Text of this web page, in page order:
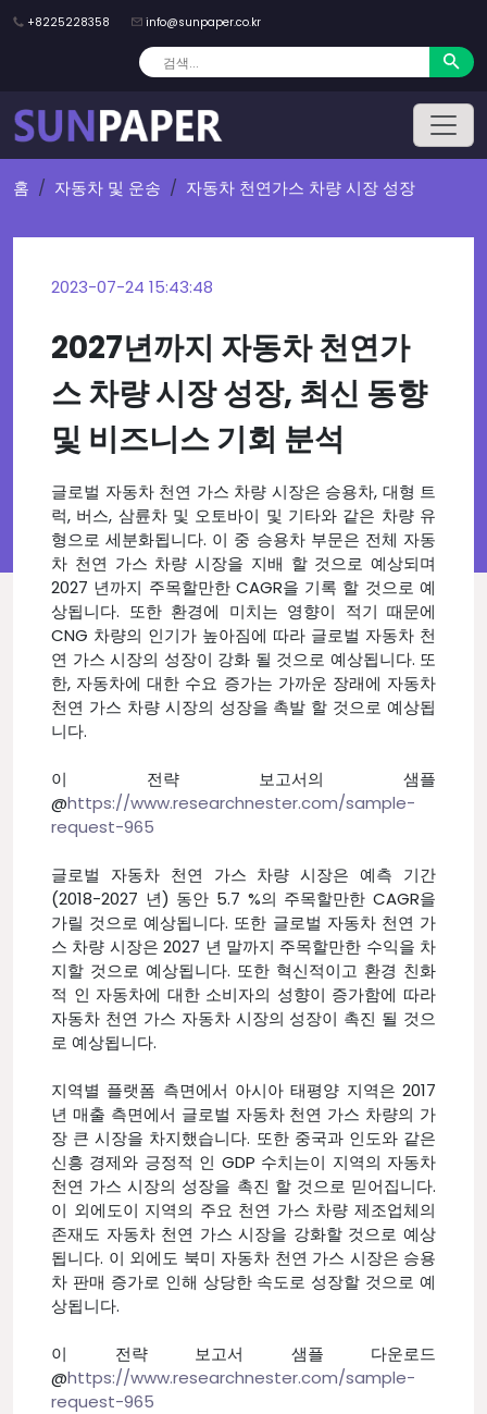
+8225228358 info@sunpaper.co.kr
홈 자동차 및 운송 자동차 천연가스 차량 시장 성장
2023-07-24 15:43:48
2027년까지 자동차 천연가
스 차량 시장 성장, 최신 동향
및 비즈니스 기회 분석
글로벌 자동차 천연 가스 차량 시장은 승용차, 대형 트
럭, 버스, 삼륜차 및 오토바이 및 기타와 같은 차량 유
형으로 세분화됩니다. 이 중 승용차 부문은 전체 자동
차 천연 가스 차량 시장을 지배 할 것으로 예상되며
2027 년까지 주목할만한 CAGR을 기록 할 것으로 예
상됩니다. 또한 환경에 미치는 영향이 적기 때문에
CNG 차량의 인기가 높아짐에 따라 글로벌 자동차 천
연 가스 시장의 성장이 강화 될 것으로 예상됩니다. 또
한, 자동차에 대한 수요 증가는 가까운 장래에 자동차
천연 가스 차량 시장의 성장을 촉발 할 것으로 예상됩
니다.
이 전략 보고서의 샘플
@https://www.researchnester.com/sample-
request-965
글로벌 자동차 천연 가스 차량 시장은 예측 기간
(2018-2027 년) 동안 5.7 %의 주목할만한 CAGR을
가릴 것으로 예상됩니다. 또한 글로벌 자동차 천연 가
스 차량 시장은 2027 년 말까지 주목할만한 수익을 차
지할 것으로 예상됩니다. 또한 혁신적이고 환경 친화
적 인 자동차에 대한 소비자의 성향이 증가함에 따라
자동차 천연 가스 자동차 시장의 성장이 촉진 될 것으
로 예상됩니다.
지역별 플랫폼 측면에서 아시아 태평양 지역은 2017
년 매출 측면에서 글로벌 자동차 천연 가스 차량의 가
장 큰 시장을 차지했습니다. 또한 중국과 인도와 같은
신흥 경제와 긍정적 인 GDP 수치는이 지역의 자동차
천연 가스 시장의 성장을 촉진 할 것으로 믿어집니다.
이 외에도이 지역의 주요 천연 가스 차량 제조업체의
존재도 자동차 천연 가스 시장을 강화할 것으로 예상
됩니다. 이 외에도 북미 자동차 천연 가스 시장은 승용
차 판매 증가로 인해 상당한 속도로 성장할 것으로 예
상됩니다.
이 전략 보고서 샘플 다운로드
@https://www.researchnester.com/sample-
request-965